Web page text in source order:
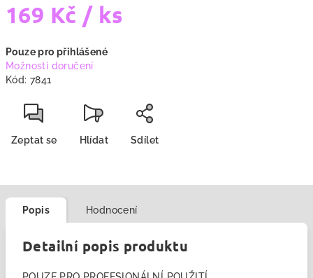
169 Kč / ks
cena:
Pouze pro přihlášené
Možnosti doručení
Kód: 7841
Zeptat se Hlídat Sdílet
Popis Hodnocení
Detailní popis produktu